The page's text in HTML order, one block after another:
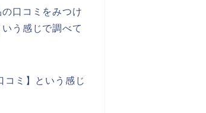
口コミをみつけ
う感じで調べて
コミ】という感じ